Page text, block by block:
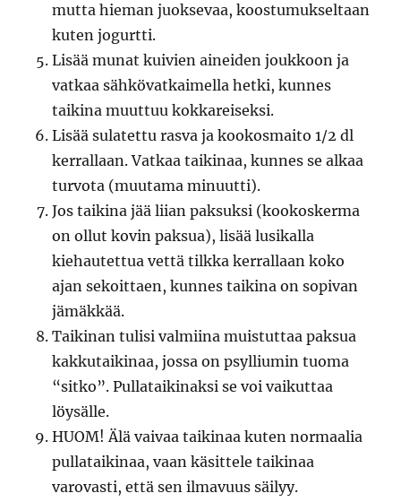
mutta hieman juoksevaa, koostumukseltaan
kuten jogurtti.
Lisää munat kuivien aineiden joukkoon ja
vatkaa sähkövatkaimella hetki, kunnes
taikina muuttuu kokkareiseksi.
Lisää sulatettu rasva ja kookosmaito 1/2 dl
kerrallaan. Vatkaa taikinaa, kunnes se alkaa
turvota (muutama minuutti).
Jos taikina jää liian paksuksi (kookoskerma
on ollut kovin paksua), lisää lusikalla
kiehautettua vettä tilkka kerrallaan koko
ajan sekoittaen, kunnes taikina on sopivan
jämäkkää.
Taikinan tulisi valmiina muistuttaa paksua
kakkutaikinaa, jossa on psylliumin tuoma
“sitko”. Pullataikinaksi se voi vaikuttaa
löysälle.
HUOM! Älä vaivaa taikinaa kuten normaalia
pullataikinaa, vaan käsittele taikinaa
varovasti, että sen ilmavuus säilyy.